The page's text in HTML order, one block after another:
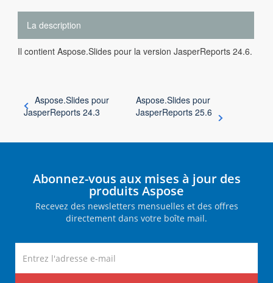
La description
Il contient Aspose.Slides pour la version JasperReports 24.6.
Aspose.Slides pour
JasperReports 24.3
Aspose.Slides pour
JasperReports 25.6
Abonnez-vous aux mises à jour des
produits Aspose
Recevez des newsletters mensuelles et des offres
directement dans votre boîte mail.